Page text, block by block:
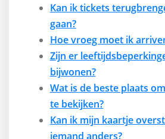
Kan ik tickets
gaan?
Hoe vroeg moet ik
Zijn er
bijwonen?
Wat is de beste plaats
te bekijken?
Kan ik mijn kaartje
iemand anders?